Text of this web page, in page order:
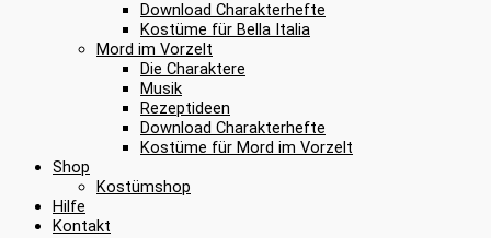
Download Charakterhefte
Kostüme für Bella Italia
Mord im Vorzelt
Die Charaktere
Musik
Rezeptideen
Download Charakterhefte
Kostüme für Mord im Vorzelt
Shop
Kostümshop
Hilfe
Kontakt